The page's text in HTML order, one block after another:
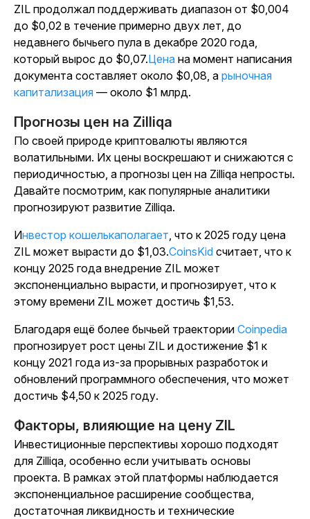
ZIL продолжал поддерживать диапазон от $0,004
до $0,02 в течение примерно двух лет, до
недавнего бычьего пула в декабре 2020 года,
который вырос до $0,07.Цена на момент написания
документа составляет около $0,08, а рыночная
капитализация — около $1 млрд.
Прогнозы цен на Zilliqa
По своей природе криптовалюты являются
волатильными. Их цены воскрешают и снижаются с
периодичностью, а прогнозы цен на Zilliqa непросты.
Давайте посмотрим, как популярные аналитики
прогнозируют развитие Zilliqa.
Инвестор кошелькаполагает , что к 2025 году цена
ZIL может вырасти до $1,03.CoinsKid считает, что к
концу 2025 года внедрение ZIL может
экспоненциально вырасти, и прогнозирует, что к
этому времени ZIL может достичь $1,53.
Благодаря ещё более бычьей траектории Coinpedia
прогнозирует рост цены ZIL и достижение $1 к
концу 2021 года из-за прорывных разработок и
обновлений программного обеспечения, что может
достичь $4,50 к 2025 году.
Факторы, влияющие на цену ZIL
Инвестиционные перспективы хорошо подходят
для Zilliqa, особенно если учитывать основы
проекта. В рамках этой платформы наблюдается
экспоненциальное расширение сообщества,
достаточная ликвидность и технические